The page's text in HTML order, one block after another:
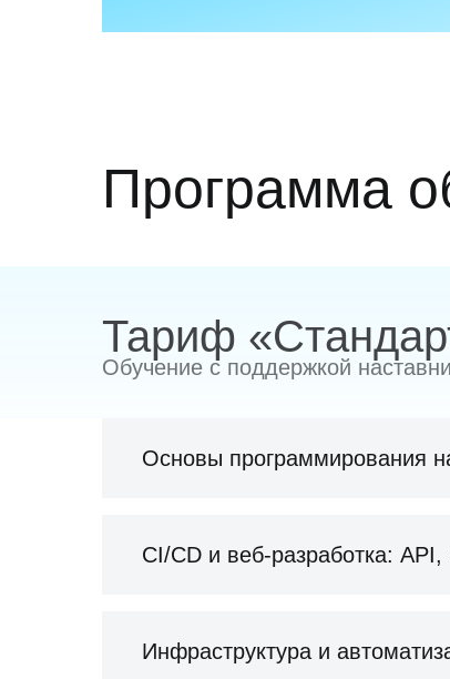
Программа
Тариф
Обучение с поддержкой
Основы программирования
Основы Python
их локально
CI/CD и веб-разработка:
Непрерывная интеграция (CI)
Инфраструктура и